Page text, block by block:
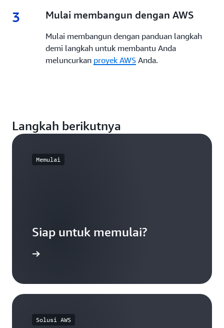
3 3.
Mulai membangun dengan AWS
Mulai membangun dengan panduan langkah
demi langkah untuk membantu Anda
meluncurkan proyek AWSAnda.
Langkah berikutnya
Memulai
Siap untuk memulai?
Solusi AWS